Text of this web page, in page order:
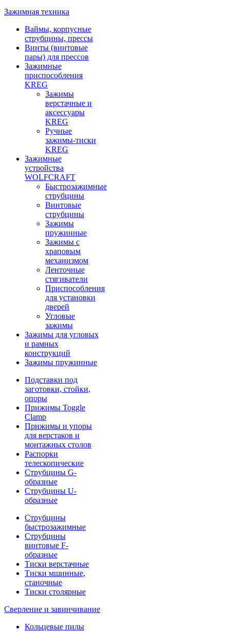
Зажимная техника
Ваймы, корпусные
струбцины, прессы
Винты (винтовые
пары) для прессов
Зажимные
приспособления
KREG
Зажимы
верстачные и
аксессуары
KREG
Ручные
зажимы-тиски
KREG
Зажимные
устройства
WOLFCRAFT
Быстрозажимные
струбцины
Винтовые
струбцины
Зажимы
пружинные
Зажимы с
храповым
механизмом
Ленточные
стягиватели
Приспособления
для установки
дверей
Угловые
зажимы
Зажимы для угловых
и рамных
конструкций
Зажимы пружинные
Подставки под
заготовки, стойки,
опоры
Прижимы Toggle
Clamp
Прижимы и упоры
для верстаков и
монтажных столов
Распорки
телескопические
Струбцины G-
образные
Струбцины U-
образные
Струбцины
быстрозажимные
Струбцины
винтовые F-
образные
Тиски верстачные
Тиски мшинные,
станочные
Тиски столярные
Сверление и завинчивание
Кольцевые пилы